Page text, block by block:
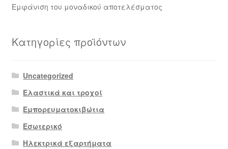
Εμφάνιση του μοναδικού αποτελέσματος
Κατηγορίες προϊόντων
Uncategorized
Ελαστικά και τροχοί
Εμπορευματοκιβώτια
Εσωτερικό
Ηλεκτρικά εξαρτήματα